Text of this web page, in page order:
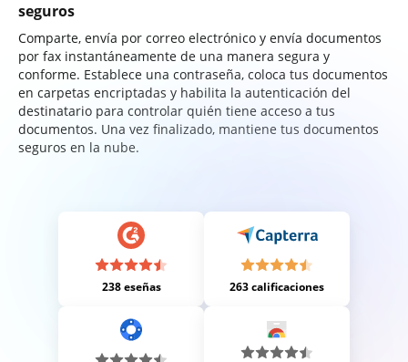
seguros
Comparte, envía por correo electrónico y envía documentos
por fax instantáneamente de una manera segura y
conforme. Establece una contraseña, coloca tus documentos
en carpetas encriptadas y habilita la autenticación del
destinatario para controlar quién tiene acceso a tus
documentos. Una vez finalizado, mantiene tus documentos
seguros en la nube.
238 eseñas 263 calificaciones